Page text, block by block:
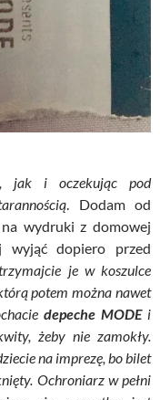
jak i oczekując pod
. Dodam od
na wydruki z domowej
wyjąć dopiero przed
je w koszulce
potem można nawet
depeche MODEi
żeby nie zamokły.
na imprezę, bo bilet
Ochroniarz w pełni